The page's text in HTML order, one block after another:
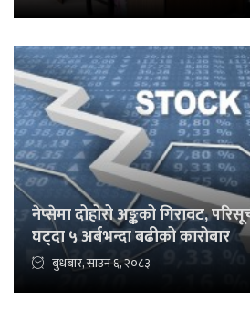
नेप्सेमा दोहोरो अङ्कको गिरावट,
घट्दा ५ अर्बभन्दा बढीको कारोबार
बुधबार, साउन ६, २०८३